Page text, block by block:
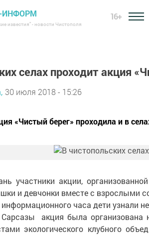
ИНФОРМ
известия" - новости Чистополя
16+
селах проходит акция
30 июля 2018 - 15:26
«Чистый берег» проходила и в
участники акции,
и девчонки вместе с взрослыми
часа дети узнали
акция была организована
экологического клубного